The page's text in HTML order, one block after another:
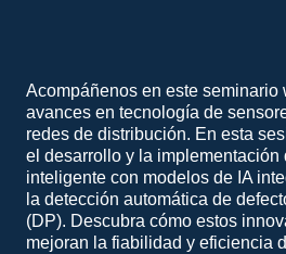
Acompáñenos en este seminario
avances en tecnología de
redes de distribución. En esta
el desarrollo y la implementación
inteligente con modelos de IA
la detección automática de
(DP). Descubra cómo estos
mejoran la fiabilidad y eficiencia